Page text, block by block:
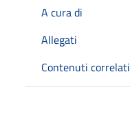
A cura di
Allegati
Contenuti correlati